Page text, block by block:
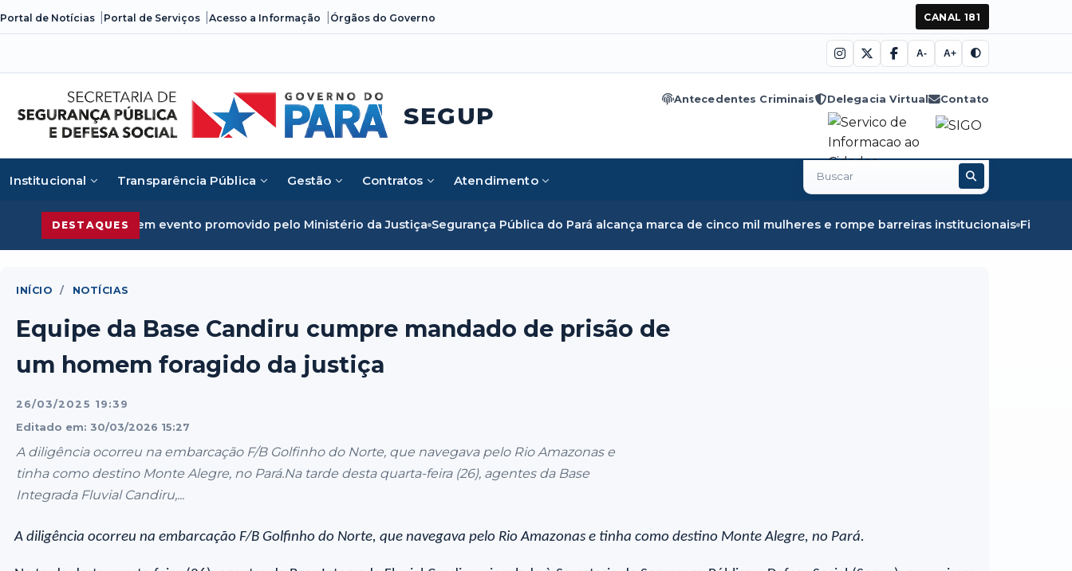
Portal de Notícias Portal de Serviços Acesso a Informação Órgãos do Governo CANAL 181
A- A+
SEGUP
Antecedentes Criminais Delegacia Virtual Contato
Institucional Transparência Pública Gestão Contratos Atendimento
Buscar
no
DESTAQUES
em evento promovido pelo Ministério da Justiça Segurança Pública do Pará alcança marca de cinco mil mulheres e rompe barreiras institucionais Fiscalização em
INÍCIO / NOTÍCIAS
Equipe da Base Candiru cumpre mandado de prisão de
um homem foragido da justiça
26/03/2025 19:39
Editado em: 30/03/2026 15:27
A diligência ocorreu na embarcação F/B Golfinho do Norte, que navegava pelo Rio Amazonas e
tinha como destino Monte Alegre, no Pará.Na tarde desta quarta-feira (26), agentes da Base
Integrada Fluvial Candiru,...
A diligência ocorreu na embarcação F/B Golfinho do Norte, que navegava pelo Rio Amazonas e tinha como destino Monte Alegre, no Pará.